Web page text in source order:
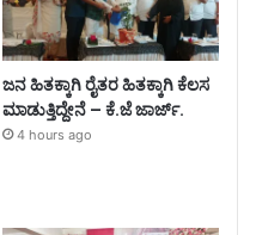
ಜನ ಹಿತಕ್ಕಾಗಿ ರೈತರ ಹಿತಕ್ಕಾಗಿ ಕೆಲಸ
ಮಾಡುತ್ತಿದ್ದೇನೆ – ಕೆ.ಜೆ ಜಾರ್ಜ್.
4 hours ago